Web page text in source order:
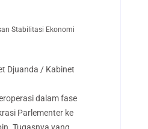
Stabilitasi Ekonomi
Djuanda / Kabinet
dalam fase
Parlementer ke